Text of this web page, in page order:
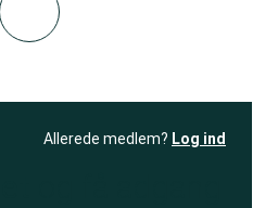
Allerede medlem? Log ind